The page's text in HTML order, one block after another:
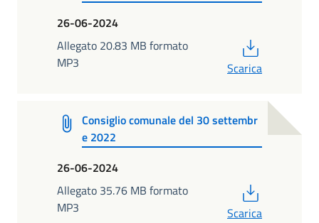
26-06-2024
Allegato 20.83 MB formato
MP3
Scarica
Consiglio comunale del 30 settembr
e 2022
26-06-2024
Allegato 35.76 MB formato
MP3
Scarica